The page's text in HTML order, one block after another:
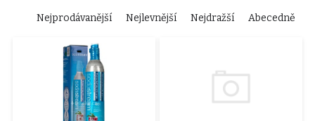
ŘNejprodávanější Nejlevnější Nejdražší Abecedně